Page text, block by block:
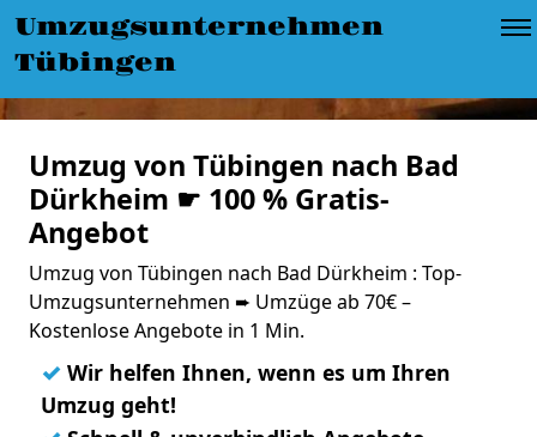
Umzugsunternehmen
Tübingen
Umzug von Tübingen nach Bad
Dürkheim ☛ 100 % Gratis-
Angebot
Umzug von Tübingen nach Bad Dürkheim : Top-
Umzugsunternehmen ➨ Umzüge ab 70€ –
Kostenlose Angebote in 1 Min.
✓ Wir helfen Ihnen, wenn es um Ihren
Umzug geht!